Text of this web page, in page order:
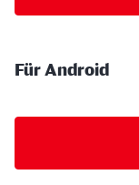
Für Android